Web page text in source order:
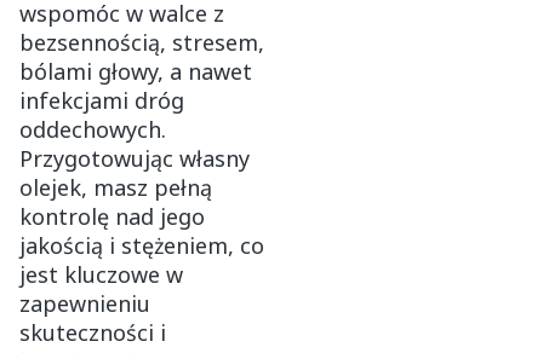
wspomóc w walce z
bezsennością, stresem,
bólami głowy, a nawet
infekcjami dróg
oddechowych.
Przygotowując własny
olejek, masz pełną
kontrolę nad jego
jakością i stężeniem, co
jest kluczowe w
zapewnieniu
skuteczności i